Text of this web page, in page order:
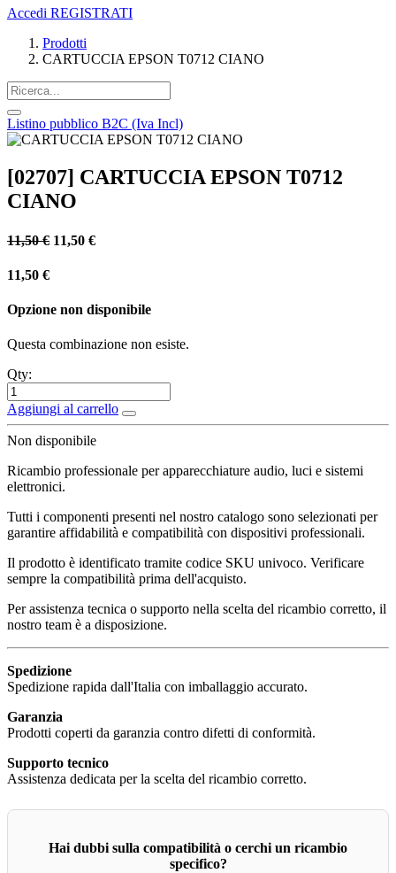
Accedi REGISTRATI
Prodotti
CARTUCCIA EPSON T0712 CIANO
Listino pubblico B2C (Iva Incl)
[02707] CARTUCCIA EPSON T0712
CIANO
11,50€ 11,50 €
11,50 €
Opzione non disponibile
Questa combinazione non esiste.
Qty:
Aggiungi al carrello
Non disponibile
Ricambio professionale per apparecchiature audio, luci e sistemi
elettronici.
Tutti i componenti presenti nel nostro catalogo sono selezionati per
garantire affidabilità e compatibilità con dispositivi professionali.
Il prodotto è identificato tramite codice SKU univoco. Verificare
sempre la compatibilità prima dell'acquisto.
Per assistenza tecnica o supporto nella scelta del ricambio corretto, il
nostro team è a disposizione.
Spedizione
Spedizione rapida dall'Italia con imballaggio accurato.
Garanzia
Prodotti coperti da garanzia contro difetti di conformità.
Supporto tecnico
Assistenza dedicata per la scelta del ricambio corretto.
Hai dubbi sulla compatibilità o cerchi un ricambio
specifico?